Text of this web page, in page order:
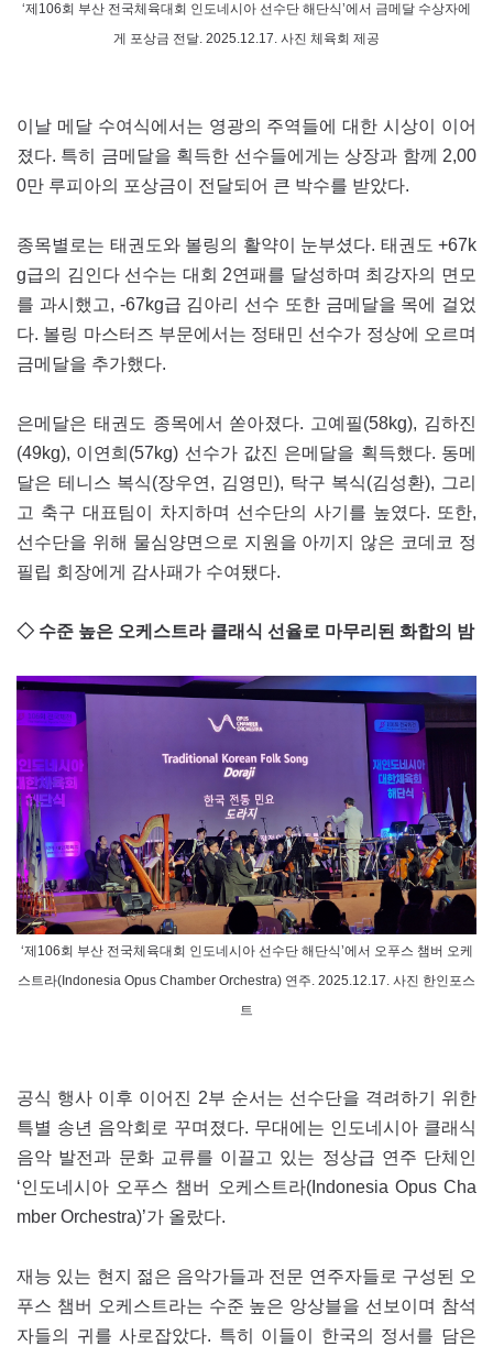
‘제106회 부산 전국체육대회 인도네시아 선수단 해단식’에서 금메달 수상자에
게 포상금 전달. 2025.12.17. 사진 체육회 제공
이날 메달 수여식에서는 영광의 주역들에 대한 시상이 이어
졌다. 특히 금메달을 획득한 선수들에게는 상장과 함께 2,00
0만 루피아의 포상금이 전달되어 큰 박수를 받았다.
종목별로는 태권도와 볼링의 활약이 눈부셨다. 태권도 +67k
g급의 김인다 선수는 대회 2연패를 달성하며 최강자의 면모
를 과시했고, -67kg급 김아리 선수 또한 금메달을 목에 걸었
다. 볼링 마스터즈 부문에서는 정태민 선수가 정상에 오르며
금메달을 추가했다.
은메달은 태권도 종목에서 쏟아졌다. 고예필(58kg), 김하진
(49kg), 이연희(57kg) 선수가 값진 은메달을 획득했다. 동메
달은 테니스 복식(장우연, 김영민), 탁구 복식(김성환), 그리
고 축구 대표팀이 차지하며 선수단의 사기를 높였다. 또한,
선수단을 위해 물심양면으로 지원을 아끼지 않은 코데코 정
필립 회장에게 감사패가 수여됐다.
◇ 수준 높은 오케스트라 클래식 선율로 마무리된 화합의 밤
‘제106회 부산 전국체육대회 인도네시아 선수단 해단식’에서 오푸스 챔버 오케
스트라(Indonesia Opus Chamber Orchestra) 연주. 2025.12.17. 사진 한인포스
트
공식 행사 이후 이어진 2부 순서는 선수단을 격려하기 위한
특별 송년 음악회로 꾸며졌다. 무대에는 인도네시아 클래식
음악 발전과 문화 교류를 이끌고 있는 정상급 연주 단체인
‘인도네시아 오푸스 챔버 오케스트라(Indonesia Opus Cha
mber Orchestra)’가 올랐다.
재능 있는 현지 젊은 음악가들과 전문 연주자들로 구성된 오
푸스 챔버 오케스트라는 수준 높은 앙상블을 선보이며 참석
자들의 귀를 사로잡았다. 특히 이들이 한국의 정서를 담은